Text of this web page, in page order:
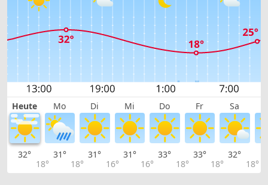
Heute Mo Di Mi Do Fr Sa
32°
18°
31°
18°
31°
16°
31°
16°
33°
18°
33°
18°
32°
18°